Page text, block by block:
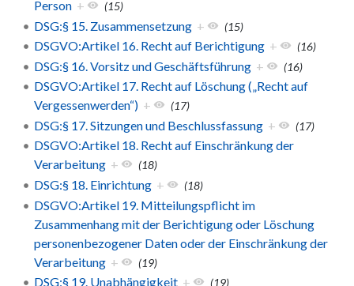
Person + (15)
DSG:§ 15. Zusammensetzung + (15)
DSGVO:Artikel 16. Recht auf Berichtigung + (16)
DSG:§ 16. Vorsitz und Geschäftsführung + (16)
DSGVO:Artikel 17. Recht auf Löschung („Recht auf
Vergessenwerden“) + (17)
DSG:§ 17. Sitzungen und Beschlussfassung + (17)
DSGVO:Artikel 18. Recht auf Einschränkung der
Verarbeitung + (18)
DSG:§ 18. Einrichtung + (18)
DSGVO:Artikel 19. Mitteilungspflicht im
Zusammenhang mit der Berichtigung oder Löschung
personenbezogener Daten oder der Einschränkung der
Verarbeitung + (19)
DSG:§ 19. Unabhängigkeit + (19)